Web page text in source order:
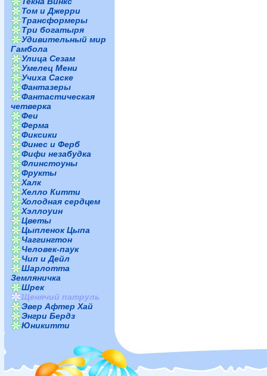
Том и Джерри
Трансформеры
Три богатыря
Удивительный мир
Гамбола
Улица Сезам
Умелец Мени
Учиха Саске
Фантазеры
Фантастическая
четверка
Феи
Ферма
Фиксики
Финес и Ферб
Фифи незабудка
Флинстоуны
Фрукты
Халк
Хелло Китти
Холодная сердцем
Хэллоуин
Цветы
Цыпленок Цыпа
Чаггингтон
Человек-паук
Чип и Дейл
Шарлотта
Земляничка
Шрек
Щенячий патруль
Эвер Афтер Хай
Энгри Бердз
Юникитти